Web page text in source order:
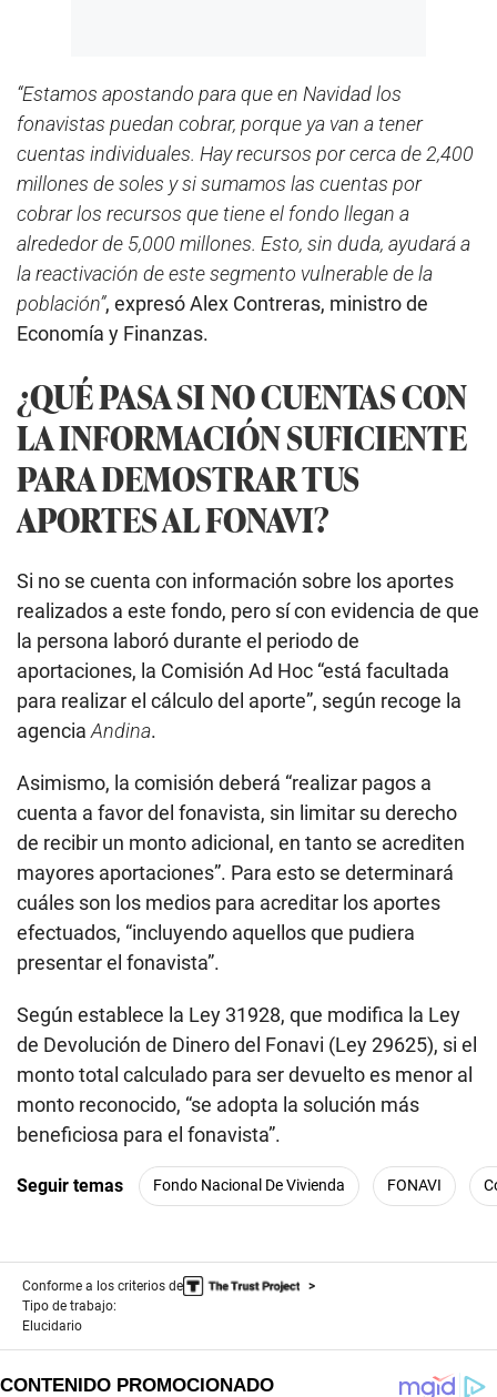
“Estamos apostando para que en Navidad los
fonavistas puedan cobrar, porque ya van a tener
cuentas individuales. Hay recursos por cerca de 2,400
millones de soles y si sumamos las cuentas por
cobrar los recursos que tiene el fondo llegan a
alrededor de 5,000 millones. Esto, sin duda, ayudará a
la reactivación de este segmento vulnerable de la
población”, expresó Alex Contreras, ministro de
Economía y Finanzas.
¿QUÉ PASA SI NO CUENTAS CON
LA INFORMACIÓN SUFICIENTE
PARA DEMOSTRAR TUS
APORTES AL FONAVI?
Si no se cuenta con información sobre los aportes
realizados a este fondo, pero sí con evidencia de que
la persona laboró durante el periodo de
aportaciones, la Comisión Ad Hoc “está facultada
para realizar el cálculo del aporte”, según recoge la
agencia Andina.
Asimismo, la comisión deberá “realizar pagos a
cuenta a favor del fonavista, sin limitar su derecho
de recibir un monto adicional, en tanto se acrediten
mayores aportaciones”. Para esto se determinará
cuáles son los medios para acreditar los aportes
efectuados, “incluyendo aquellos que pudiera
presentar el fonavista”.
Según establece la Ley 31928, que modifica la Ley
de Devolución de Dinero del Fonavi (Ley 29625), si el
monto total calculado para ser devuelto es menor al
monto reconocido, “se adopta la solución más
beneficiosa para el fonavista”.
Seguir temas Fondo Nacional De Vivienda FONAVI
Conforme a los criterios de
Tipo de trabajo:
Elucidario